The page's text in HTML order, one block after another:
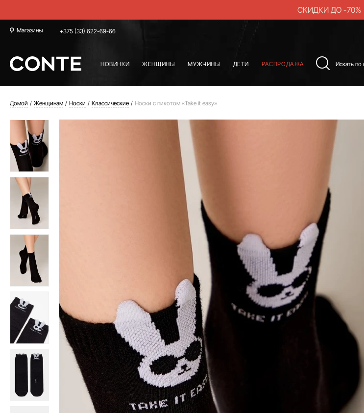
СКИДКИ ДО -70%
Магазины +375 (33) 622-69-66
НОВИНКИ ЖЕНЩИНЫ МУЖЧИНЫ ДЕТИ РАСПРОДАЖА
Домой Женщинам Носки Классические Носки с пикотом «Take it easy»